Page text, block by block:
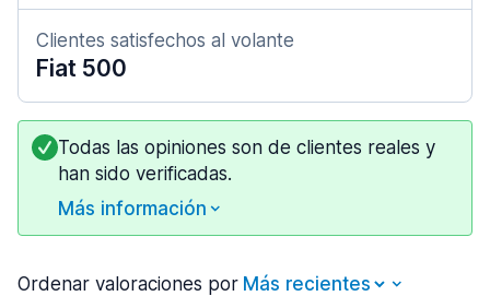
Clientes satisfechos al volante
Fiat 500
Todas las opiniones son de clientes reales y
han sido verificadas.
Más información
Ordenar valoraciones por